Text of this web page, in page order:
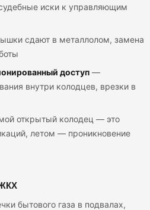
иски к управляющим
сдают в металлолом, замена
доступ—
внутри колодцев, врезки в
открытый колодец — это
летом — проникновение
бытового газа в подвалах,